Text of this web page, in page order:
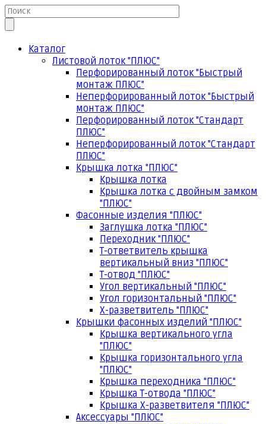
Каталог
Листовой лоток "ПЛЮС"
Перфорированный лоток "Быстрый
монтаж ПЛЮС"
Неперфорированный лоток "Быстрый
монтаж ПЛЮС"
Перфорированный лоток "Стандарт
ПЛЮС"
Неперфорированный лоток "Стандарт
ПЛЮС"
Крышка лотка "ПЛЮС"
Крышка лотка
Крышка лотка с двойным замком
"ПЛЮС"
Фасонные изделия "ПЛЮС"
Заглушка лотка "ПЛЮС"
Переходник "ПЛЮС"
Т-ответвитель крышка
вертикальный вниз "ПЛЮС"
Т-отвод "ПЛЮС"
Угол вертикальный "ПЛЮС"
Угол горизонтальный "ПЛЮС"
Х-разветвитель "ПЛЮС"
Крышки фасонных изделий "ПЛЮС"
Крышка вертикального угла
"ПЛЮС"
Крышка горизонтального угла
"ПЛЮС"
Крышка переходника "ПЛЮС"
Крышка Т-отвода "ПЛЮС"
Крышка Х-разветвителя "ПЛЮС"
Аксессуары "ПЛЮС"